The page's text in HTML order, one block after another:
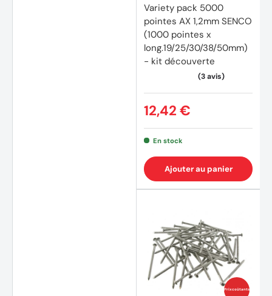
Variety pack 5000
pointes AX 1,2mm SENCO
(1000 pointes x
long.19/25/30/38/50mm)
- kit découverte
12,42 €
En stock
Ajouter au panier
Prix coûtants